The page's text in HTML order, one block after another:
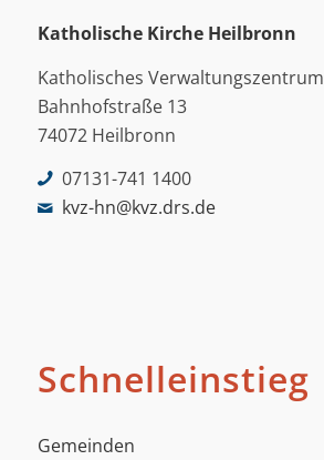
Katholische Kirche Heilbronn
Katholisches Verwaltungszentrum
Bahnhofstraße 13
74072 Heilbronn
07131-741 1400
kvz-hn@kvz.drs.de
Schnelleinstieg
Gemeinden